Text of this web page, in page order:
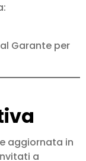
Garante per
aggiornata in
a